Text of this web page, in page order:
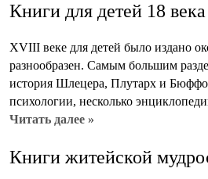
Книги для детей 18 века
XVIII веке для детей было издано
разнообразен. Самым большим
история Шлецера, Плутарх и
психологии, несколько
Читать далее »
Книги житейской